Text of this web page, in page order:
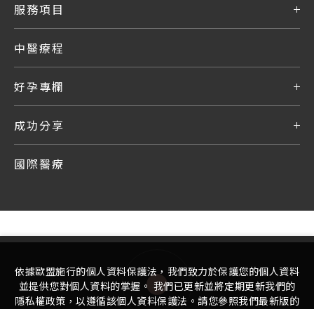
服務項目
中醫療程
好孕專欄
成功分享
國際醫療
依據歐盟施行的個人資料保護法，我們致力於保護您的個人資料
並提供您對個人資料的掌握。 我們已更新並將定期更新我們的
隱私權政策，以遵循該個人資料保護法。請您參照我們最新版的